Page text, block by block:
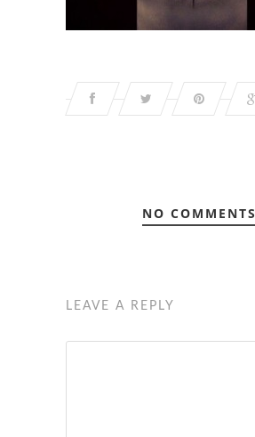
NO COMMENTS
LEAVE A REPLY